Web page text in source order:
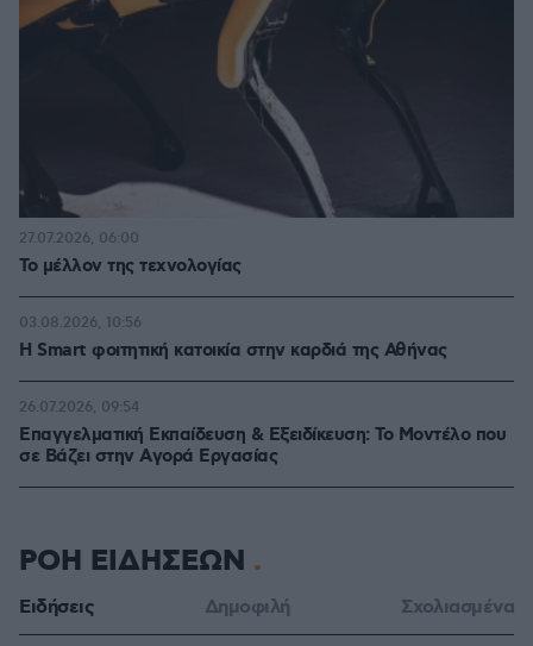
Το μέλλον της τεχνολογίας
27.07.2026, 06:00
Η Smart φοιτητική κατοικία στην καρδιά της Αθήνας
03.08.2026, 10:56
Επαγγελματική Εκπαίδευση & Εξειδίκευση: Το Mοντέλο που
σε Bάζει στην Aγορά Eργασίας
26.07.2026, 09:54
ΡΟΗ ΕΙΔΗΣΕΩΝ
Ειδήσεις Δημοφιλή Σχολιασμένα